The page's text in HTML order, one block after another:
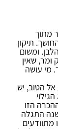
מתוך
תיקון
ומשום
שאין
מי עושה
אל הטוב, יש
הזו
התגלה
מתוודעים